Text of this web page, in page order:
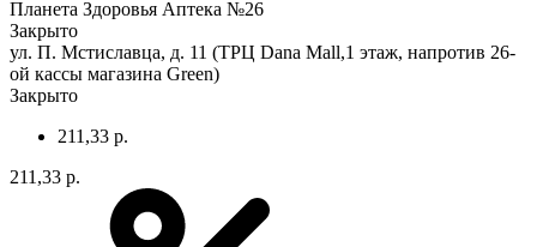
Планета Здоровья Аптека №26
Закрыто
ул. П. Мстиславца, д. 11 (ТРЦ Dana Mall,1 этаж, напротив 26-
ой кассы магазина Green)
Закрыто
211,33 р.
211,33 р.